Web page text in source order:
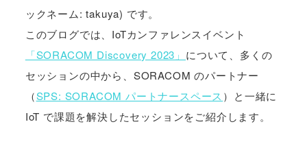
ックネーム: takuya) です。
このブログでは、IoTカンファレンスイベント
「SORACOM Discovery 2023」 について、多くの
セッションの中から、SORACOM のパートナー
（SPS: SORACOM パートナースペース ）と一緒に
IoT で課題を解決したセッションをご紹介します。